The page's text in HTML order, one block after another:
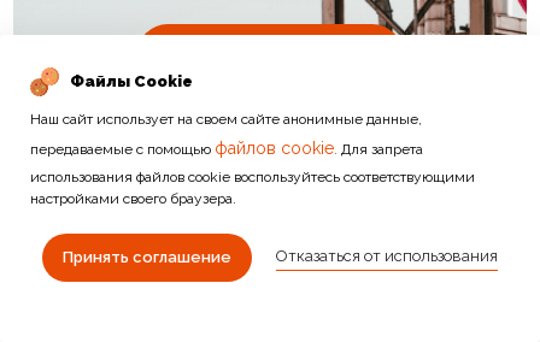
ДРУГИЕ КАТЕГОРИИ
Файлы Cookie
Наш сайт использует на своем сайте анонимные данные,
передаваемые с помощью файлов cookie. Для запрета
использования файлов cookie воспользуйтесь соответствующими
настройками своего браузера.
Отказаться от использования
Принять соглашение